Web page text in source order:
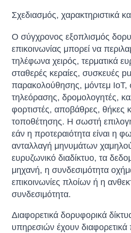
Σχεδιασμός, χαρακτηριστικά
Ο σύγχρονος εξοπλισμός
επικοινωνίας μπορεί να
τηλέφωνα χειρός, τερματικά
σταθερές κεραίες, συσκευές
παρακολούθησης, μόντεμ IoT,
τηλεόρασης, δρομολογητές,
φορτιστές, αποβάθρες, θήκες
τοποθέτησης. Η σωστή
εάν η προτεραιότητα είναι η
ανταλλαγή μηνυμάτων
ευρυζωνικό διαδίκτυο, τα
μηχανή, η συνδεσιμότητα
επικοινωνίες πλοίων ή η
συνδεσιμότητα.
Διαφορετικά δορυφορικά
υπηρεσιών έχουν διαφορετικά